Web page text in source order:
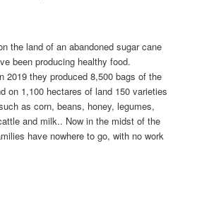
the land of an abandoned sugar cane
been producing healthy food.
2019 they produced 8,500 bags of the
on 1,100 hectares of land 150 varieties
as corn, beans, honey, legumes,
and milk.. Now in the midst of the
have nowhere to go, with no work